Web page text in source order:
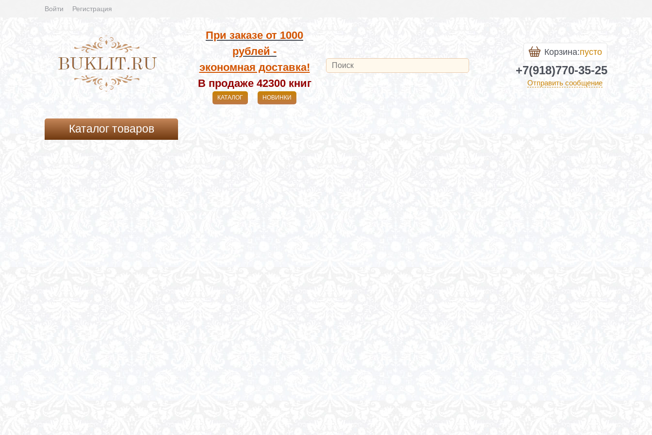
Войти Регистрация
При заказе от 1000
рублей -
экономная доставка!
В продаже 42300 книг
КАТАЛОГ НОВИНКИ
Корзина:пусто
+7(918)770-35-25
Отправить сообщение
Каталог товаров